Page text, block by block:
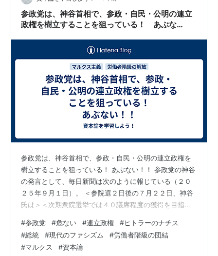
参政党は、神谷首相で、参政・自民・公明の連立
政権を樹立することを狙っている！ あぶな
参政党は、神谷首相で、参政・自民・公明の連立政権を
樹立することを狙っている！ あぶない！！ 参政党の神谷
の発言として、毎日新聞は次のように報じている（２０
２５年９月１日）。 ＜参院選２日後の７月２２日、神谷
氏は＞＜次期衆院選挙では４０議席程度の獲得を目指す
が日本でもできるのではないか」と言及。複数政党が連
立する欧州型の政府に参画する構想を明らかにした。＞
これは、神谷が、参政党も連立政権に加わる、というよ
#参政党 #危ない #連立政権 #ヒトラーのナチス
#総統 #現代のファシズム #労働者階級の団結
#マルクス #資本論